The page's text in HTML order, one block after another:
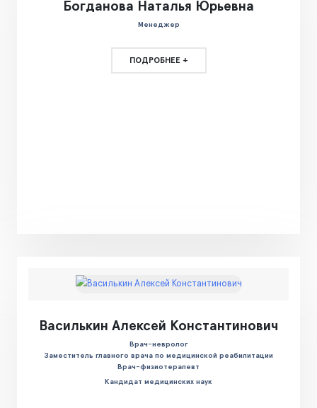
Богданова Наталья Юрьевна
Менеджер
ПОДРОБНЕЕ +
Василькин Алексей Константинович
Врач-невролог
Заместитель главного врача по медицинской реабилитации
Врач-физиотерапевт
Кандидат медицинских наук